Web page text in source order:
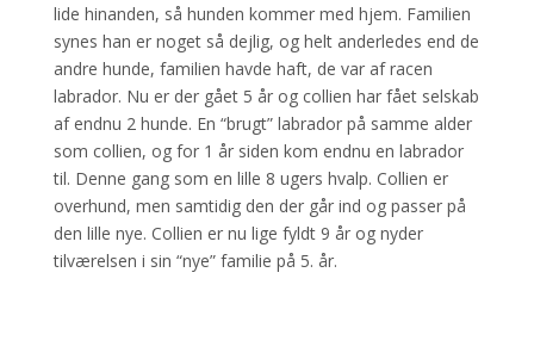
lide hinanden, så hunden kommer med hjem. Familien
synes han er noget så dejlig, og helt anderledes end de
andre hunde, familien havde haft, de var af racen
labrador. Nu er der gået 5 år og collien har fået selskab
af endnu 2 hunde. En “brugt” labrador på samme alder
som collien, og for 1 år siden kom endnu en labrador
til. Denne gang som en lille 8 ugers hvalp. Collien er
overhund, men samtidig den der går ind og passer på
den lille nye. Collien er nu lige fyldt 9 år og nyder
tilværelsen i sin “nye” familie på 5. år.